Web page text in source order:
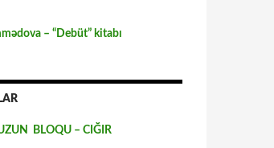
– “Debüt” kitabı
BLOQU – CIĞIR